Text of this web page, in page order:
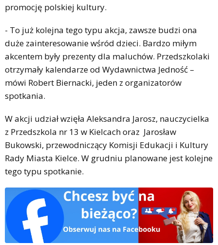
promocję polskiej kultury.
- To już kolejna tego typu akcja, zawsze budzi ona
duże zainteresowanie wśród dzieci. Bardzo miłym
akcentem były prezenty dla maluchów. Przedszkolaki
otrzymały kalendarze od Wydawnictwa Jedność –
mówi Robert Biernacki, jeden z organizatorów
spotkania.
W akcji udział wzięła Aleksandra Jarosz, nauczycielka
z Przedszkola nr 13 w Kielcach oraz Jarosław
Bukowski, przewodniczący Komisji Edukacji i Kultury
Rady Miasta Kielce. W grudniu planowane jest kolejne
tego typu spotkanie.